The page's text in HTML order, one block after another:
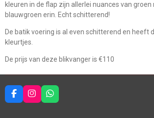
kleuren in de flap zijn allerlei nuances van
blauwgroen erin. Echt schitterend!
De batik voering is al even schitterend en heeft
kleurtjes.
De prijs van deze blikvanger is €110
F
a
I
n
W
h